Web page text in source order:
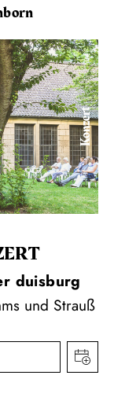
Konzert
duisburg
und Strauß